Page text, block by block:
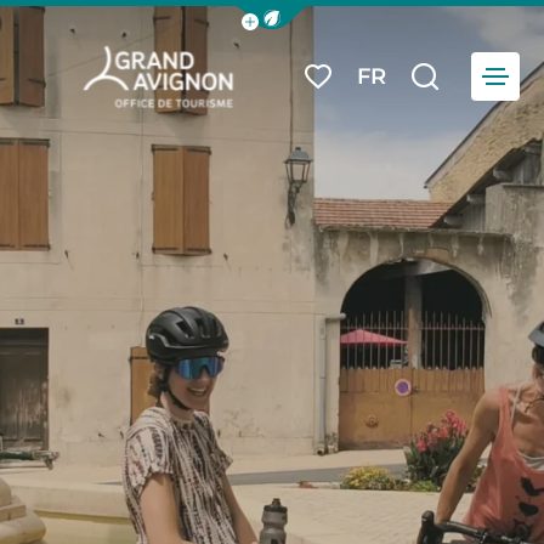
Afficher la barre de navigation du
Grand Avignon Tourisme
Mes favoris
FR
Je
Menu